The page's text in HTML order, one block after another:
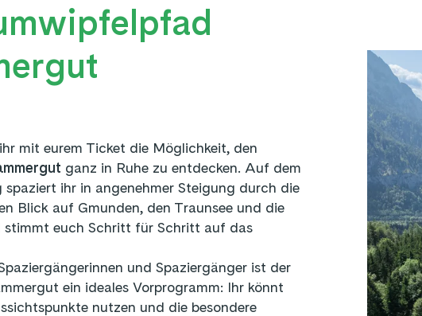
mit eurem Ticket die Möglichkeit, den
ganz in Ruhe zu entdecken. Auf dem
spaziert ihr in angenehmer Steigung durch die
Blick auf Gmunden, den Traunsee und die
stimmt euch Schritt für Schritt auf das
und Spaziergänger ist der
ein ideales Vorprogramm: Ihr könnt
nutzen und die besondere